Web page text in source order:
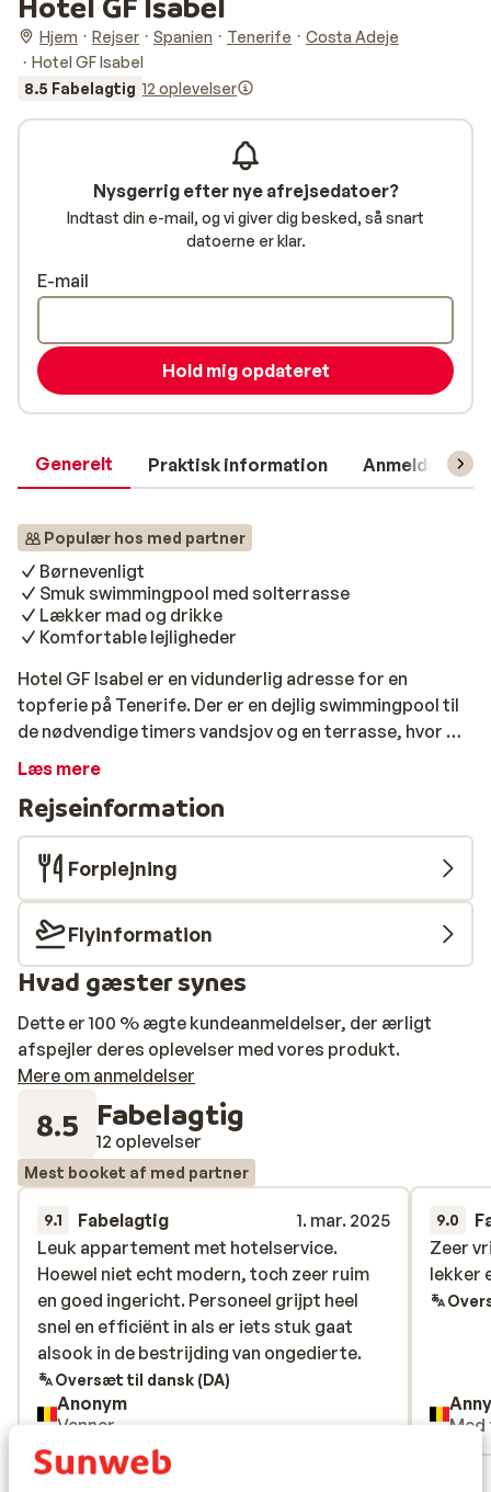
Hjem Rejser Spanien Tenerife
Costa Adeje
Hotel GF Isabel
8.5 Fabelagtig 12 oplevelser
Generelt Praktisk information Anmeldelser
Populær hos med partner
Børnevenligt
Smuk swimmingpool med solterrasse
Lækker mad og drikke
Komfortable lejligheder
Hotel GF Isabel er en vidunderlig adresse for en
topferie på Tenerife. Der er en dejlig swimmingpool til
de nødvendige timers vandsjov og en terrasse, hvor du
kan nyde solskinnet. Der er mulighed for ekstra
mad. Hvor er det dejligt ikke at skulle shoppe i et stykke
tid! Små feriegæster får også en god ferie på dette
hotel: Der er en plaskedam, en sjov legeplads og endda
en boldbane! Og sidst, men ikke mindst: Lejlighederne
er meget komfortable. Her vil alle sove som en sten om
natten. Hav en dejlig ferie!
Læs mere
Rejseinformation
Forplejning
Flyinformation
Hvad gæster synes
Dette er 100 % ægte kundeanmeldelser, der ærligt
afspejler deres oplevelser med vores produkt.
Mere om anmeldelser
8.5 Fabelagtig
12 oplevelser
Mest booket af med partner
9.1 Fabelagtig
1. mar. 2025
Leuk appartement met hotelservice.
Hoewel niet echt modern, toch zeer ruim
en goed ingericht. Personeel grijpt heel
snel en efficiënt in als er iets stuk gaat
alsook in de bestrijding van ongedierte.
Leuk appartement met hotelservice.
Hoewel niet echt modern, toch zeer ruim
en goed ingericht. Personeel grijpt heel
snel en efficiënt in als er iets stuk gaat
alsook in de bestrijding van ongedierte.
Oversæt til dansk (DA)
Anonym
Venner
9.0
Zeer
lekker
Zeer
lekker
Se alle 12 anmeldelser
Nysgerrig efter nye afrejsedatoer?
Indtast din e-mail, og vi giver dig besked, så snart
datoerne er klar.
E-mail
Hold mig opdateret